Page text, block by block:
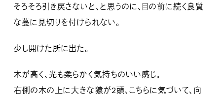
そろそろ引き戻さないと、と思うのに、目の前に続く良質
な蔓に見切りを付けられない。
少し開けた所に出た。
木が高く、光も柔らかく気持ちのいい感じ。
右側の木の上に大きな猿が2頭、こちらに気づいて、向